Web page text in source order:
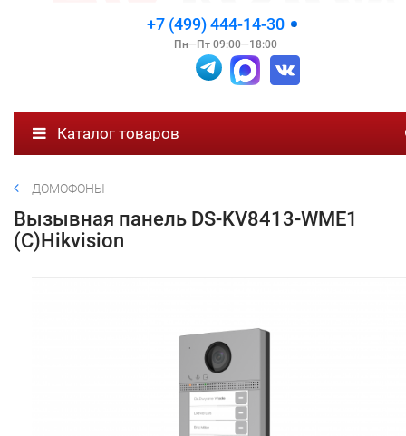
+7 (499) 444-14-30
Пн—Пт 09:00—18:00
Каталог товаров
ДОМОФОНЫ
Вызывная панель DS-KV8413-WME1
(C)Hikvision